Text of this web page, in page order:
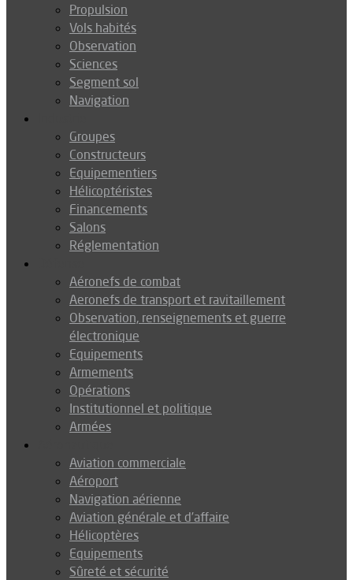
Propulsion
Vols habités
Observation
Sciences
Segment sol
Navigation
Groupes
Constructeurs
Equipementiers
Hélicoptéristes
Financements
Salons
Réglementation
Aéronefs de combat
Aeronefs de transport et ravitaillement
Observation, renseignements et guerre
électronique
Equipements
Armements
Opérations
Institutionnel et politique
Armées
Aviation commerciale
Aéroport
Navigation aérienne
Aviation générale et d’affaire
Hélicoptères
Equipements
Sûreté et sécurité